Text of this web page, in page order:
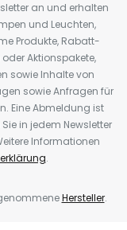
an und erhalten
und Leuchten,
Produkte, Rabatt-
Aktionspakete,
sowie Inhalte von
sowie Anfragen für
Eine Abmeldung ist
in jedem Newsletter
Informationen
.
Hersteller.